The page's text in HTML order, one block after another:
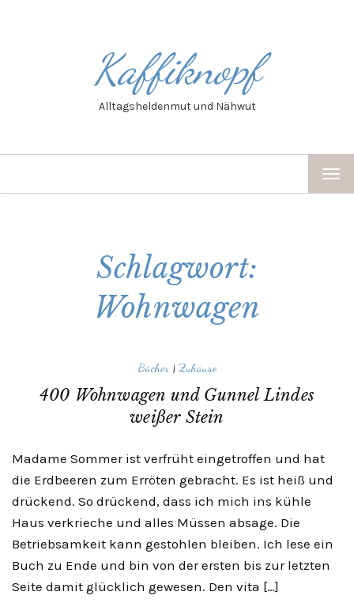
Kaffiknopf
Alltagsheldenmut und Nähwut
Schlagwort:
Wohnwagen
Bücher|Zuhause
400 Wohnwagen und Gunnel Lindes
weißer Stein
Madame Sommer ist verfrüht eingetroffen und hat
die Erdbeeren zum Erröten gebracht. Es ist heiß und
drückend. So drückend, dass ich mich ins kühle
Haus verkrieche und alles Müssen absage. Die
Betriebsamkeit kann gestohlen bleiben. Ich lese ein
Buch zu Ende und bin von der ersten bis zur letzten
Seite damit glücklich gewesen. Den vita […]